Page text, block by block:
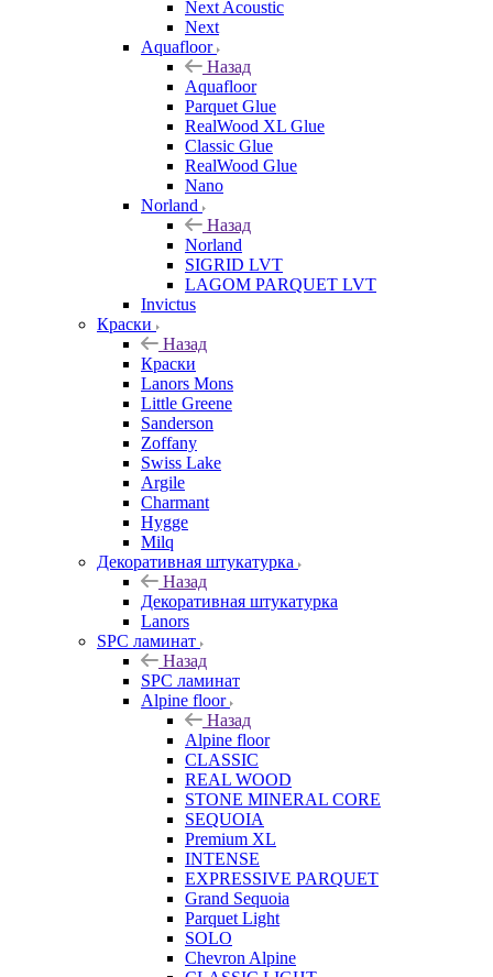
Next Acoustic
Next
Aquafloor
Назад
Aquafloor
Parquet Glue
RealWood XL Glue
Classic Glue
RealWood Glue
Nano
Norland
Назад
Norland
SIGRID LVT
LAGOM PARQUET LVT
Invictus
Краски
Назад
Краски
Lanors Mons
Little Greene
Sanderson
Zoffany
Swiss Lake
Argile
Charmant
Hygge
Milq
Декоративная штукатурка
Назад
Декоративная штукатурка
Lanors
SPC ламинат
Назад
SPC ламинат
Alpine floor
Назад
Alpine floor
CLASSIC
REAL WOOD
STONE MINERAL CORE
SEQUOIA
Premium XL
INTENSE
EXPRESSIVE PARQUET
Grand Sequoia
Parquet Light
SOLO
Chevron Alpine